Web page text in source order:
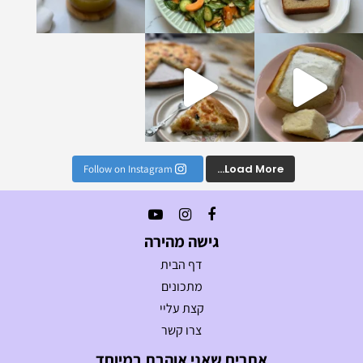
הכי טעימים וקלים
Load More...
Follow on Instagram
גישה מהירה
דף הבית
מתכונים
קצת עליי
צרו קשר